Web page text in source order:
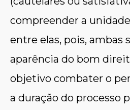
compreender a
entre elas, pois, ambas
aparência do bom
objetivo combater o
a duração do processo